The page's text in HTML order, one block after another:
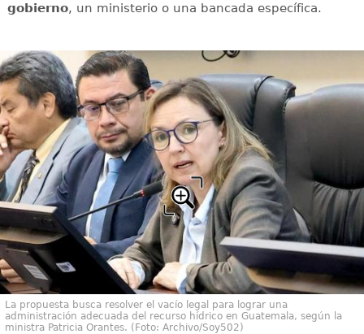
gobierno, un ministerio o una bancada específica.
La propuesta busca resolver el vacío legal para lograr una
administración adecuada del recurso hídrico en Guatemala, según la
ministra Patricia Orantes. (Foto: Archivo/Soy502)